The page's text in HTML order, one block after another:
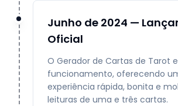
Junho de 2024 —
Oficial
O Gerador de Cartas de Tarot
funcionamento, oferecendo
experiência rápida, bonita e
leituras de uma e três cartas.